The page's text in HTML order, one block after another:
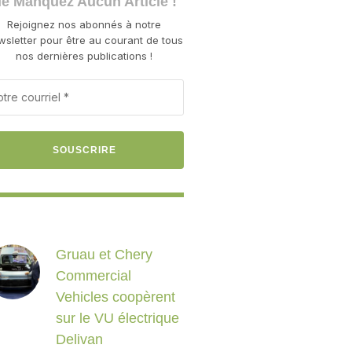
Rejoignez nos abonnés à notre
pour être au courant de tous
nos dernières publications !
Gruau et Chery
Commercial
Vehicles coopèrent
sur le VU électrique
Delivan